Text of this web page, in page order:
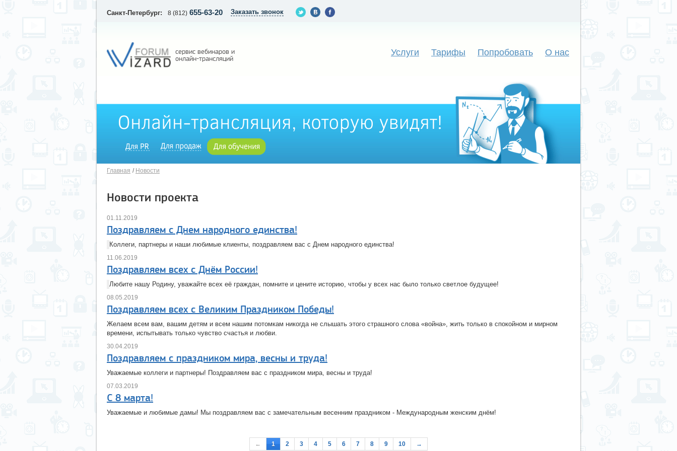
Санкт-Петербург: 8 (812) 655-63-20 Заказать звонок
сервис вебинаров и
онлайн-трансляций
Услуги Тарифы Попробовать О нас
Главная Новости
Новости проекта
01.11.2019
Поздравляем с Днем народного единства!
Коллеги, партнеры и наши любимые клиенты, поздравляем вас с Днем народного единства!
11.06.2019
Поздравляем всех с Днём России!
Любите нашу Родину, уважайте всех её граждан, помните и цените историю, чтобы у всех нас было только светлое будущее!
08.05.2019
Поздравляем всех с Великим Праздником Победы!
Желаем всем вам, вашим детям и всем нашим потомкам никогда не слышать этого страшного слова «война», жить только в спокойном и мирном
времени, испытывать только чувство счастья и любви.
30.04.2019
Поздравляем с праздником мира, весны и труда!
Уважаемые коллеги и партнеры! Поздравляем вас с праздником мира, весны и труда!
07.03.2019
С 8 марта!
Уважаемые и любимые дамы! Мы поздравляем вас с замечательным весенним праздником - Международным женским днём!
← 1 2 3 4 5 6 7 8 9 10 →